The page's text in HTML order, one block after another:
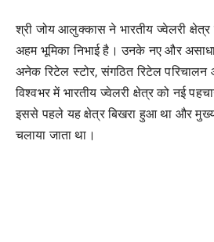
श्री जोय आलुक्कास ने भारतीय ज्वेलरी
अहम भूमिका निभाई है। उनके नए और
अनेक रिटेल स्टोर, संगठित रिटेल परिचालन
विश्वभर में भारतीय ज्वेलरी क्षेत्र को नई
इससे पहले यह क्षेत्र बिखरा हुआ था और मुख्य
चलाया जाता था।